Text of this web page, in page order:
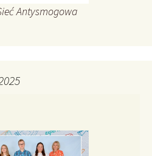
Antysmogowa